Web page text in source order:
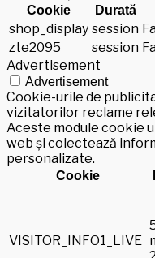
Cookie Durată
shop_display session
zte2095
session
Advertisement
Advertisement
Cookie-urile de
vizitatorilor reclame
Aceste module cookie
web și colectează
personalizate.
Cookie
VISITOR_INFO1_LIVE